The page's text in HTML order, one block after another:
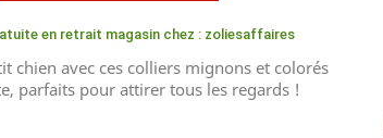
en retrait magasin chez : zoliesaffaires
chien avec ces colliers mignons et colorés
parfaits pour attirer tous les regards !